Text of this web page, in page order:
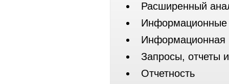
Расширенный
Информационные
Информационная
Запросы, отчеты
Отчетность